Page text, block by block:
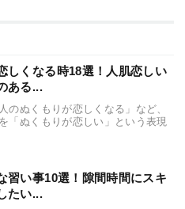
しくなる時18選！人肌恋しい
ある...
のぬくもりが恋しくなる」など、
「ぬくもりが恋しい」という表現
習い事10選！隙間時間にスキ
たい...